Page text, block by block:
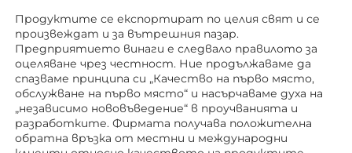
Продуктите се експортират по целия свят и се
произвеждат и за вътрешния пазар.
Предприятието винаги е следвало правилото за
оцеляване чрез честност. Ние продължаваме да
спазваме принципа си „Качество на първо място,
обслужване на първо място“ и насърчаваме духа на
„независимо нововъведение“ в проучванията и
разработките. Фирмата получава положителна
обратна връзка от местни и международни